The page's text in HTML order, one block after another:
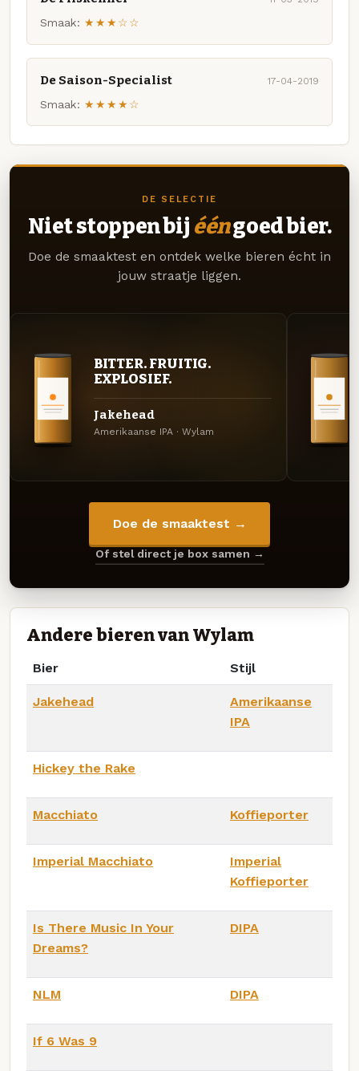
Smaak: ★★★☆☆
De Saison-Specialist 17-04-2019
Smaak: ★★★★☆
DE SELECTIE
Niet stoppen bij ééngoed bier.
Doe de smaaktest en ontdek welke bieren écht in
jouw straatje liggen.
BITTER. FRUITIG.
EXPLOSIEF.
Jakehead
Amerikaanse IPA · Wylam
Doe de smaaktest →
Of stel direct je box samen →
Andere bieren van Wylam
Bier Stijl
Jakehead
Amerikaanse
IPA
Hickey the Rake
Macchiato Koffieporter
Imperial Macchiato
Imperial
Koffieporter
Is There Music In Your
Dreams?
DIPA
NLM DIPA
If 6 Was 9